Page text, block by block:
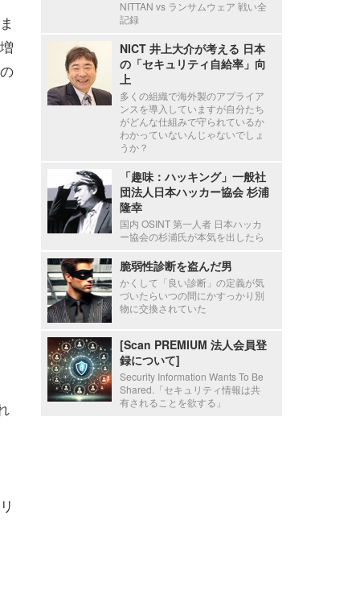
NITTAN vs ランサムウェア 戦い全
記録
NICT 井上大介が考える 日本
の「セキュリティ自給率」向
上
多くの組織で海外製のアプライア
ンスを導入していますが自分たち
がどんな仕組みで守られているか
わかっていないんじゃないでしょ
うか？
「趣味：ハッキング」一般社
団法人日本ハッカー協会 杉浦
隆幸
国内 OSINT 第一人者 日本ハッカ
ー協会の杉浦氏が本気を出したら
脆弱性診断を盗んだ男
かくして「良い診断」の定義が気
づいたらいつの間にかすっかり別
物に交換されていた
[Scan PREMIUM 法人会員登
録について]
Security Information Wants To Be
Shared.「セキュリティ情報は共
有されることを欲する」